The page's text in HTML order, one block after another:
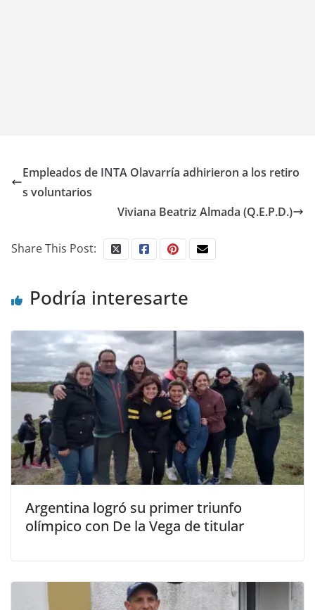
Empleados de INTA Olavarría adhirieron a los retiro
s voluntarios
Viviana Beatriz Almada (Q.E.P.D.)
Share This Post:
Podría interesarte
Argentina logró su primer triunfo
olímpico con De la Vega de titular